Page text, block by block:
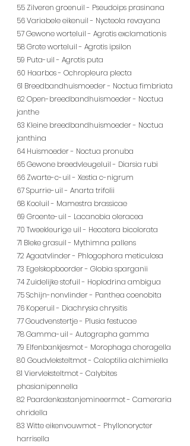
55 Zilveren groenuil - Pseudoips prasinana
56 Variabele eikenuil - Nycteola revayana
57 Gewone worteluil - Agrotis exclamationis
58 Grote worteluil - Agrotis ipsilon
59 Puta-uil - Agrotis puta
60 Haarbos - Ochropleura plecta
61 Breedbandhuismoeder - Noctua fimbriata
62 Open-breedbandhuismoeder - Noctua
janthe
63 Kleine breedbandhuismoeder - Noctua
janthina
64 Huismoeder - Noctua pronuba
65 Gewone breedvleugeluil - Diarsia rubi
66 Zwarte-c-uil - Xestia c-nigrum
67 Spurrie-uil - Anarta trifolii
68 Kooluil - Mamestra brassicae
69 Groente-uil - Lacanobia oleracea
70 Tweekleurige uil - Hecatera bicolorata
71 Bleke grasuil - Mythimna pallens
72 Agaatvlinder - Phlogophora meticulosa
73 Egelskopboorder - Globia sparganii
74 Zuidelijke stofuil - Hoplodrina ambigua
75 Schijn-nonvlinder - Panthea coenobita
76 Koperuil - Diachrysia chrysitis
77 Goudvenstertje - Plusia festucae
78 Gamma-uil - Autographa gamma
79 Elfenbankjesmot - Morophaga choragella
80 Goudvleksteltmot - Caloptilia alchimiella
81 Viervleksteltmot - Calybites
phasianipennella
82 Paardenkastanjemineermot - Cameraria
ohridella
83 Witte eikenvouwmot - Phyllonorycter
harrisella